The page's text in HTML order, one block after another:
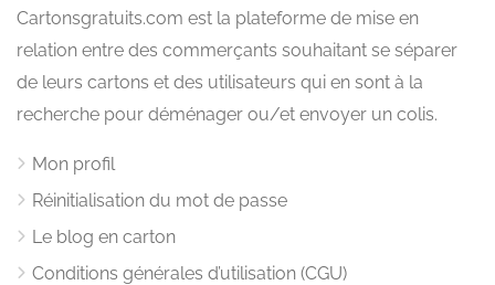
Cartonsgratuits.com est la plateforme de mise en
relation entre des commerçants souhaitant se séparer
de leurs cartons et des utilisateurs qui en sont à la
recherche pour déménager ou/et envoyer un colis.
Mon profil
Réinitialisation du mot de passe
Le blog en carton
Conditions générales d’utilisation (CGU)